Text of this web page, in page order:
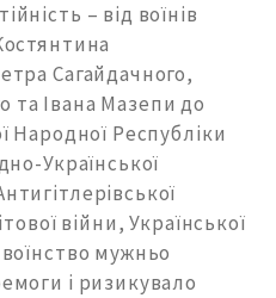
– від воїнів
Сагайдачного,
та Івана Мазепи до
Народної Республіки
Української
війни, Української
мужньо
і ризикувало